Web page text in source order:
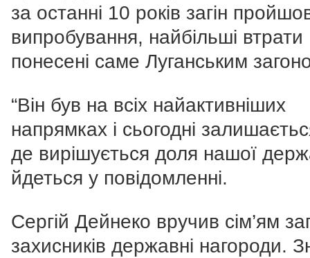
за останні 10 років загін
випробування, найбільші втрати
понесені саме Луганським
“Він був на всіх найактивніших
напрямках і сьогодні
де вирішується доля нашої
йдеться у повідомленні.
Сергій Дейнеко вручив сім’ям
захисників державні нагороди.